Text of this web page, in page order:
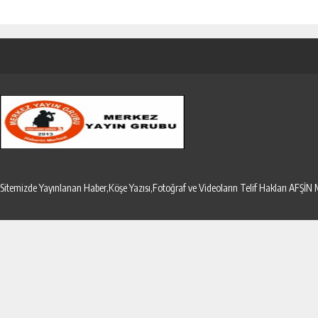
Sitemizde Yayınlanan Haber,Köşe Yazısı,Fotoğraf ve Videoların Telif Hakları